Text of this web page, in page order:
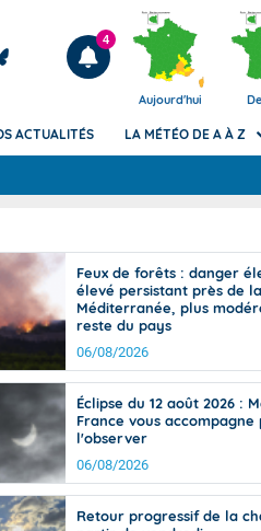
Articles
4
Aujourd'hui
de
Phénomènes dangereux
Avertissement pluies
des communes (Apic)
Bulletins Marine
d'avalanche
Météo des forêts
Vigicrues
ACTUALITÉS LA MÉTÉO DE A À Z
Feux de forêts : danger
élevé persistant près de la
Méditerranée, plus
reste du pays
06/08/2026
Éclipse du 12 août 2026 :
France vous accompagne
l'observer
06/08/2026
Retour progressif de la